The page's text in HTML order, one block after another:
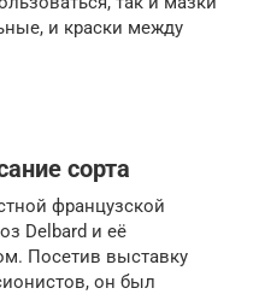
и краски между
сорта
французской
Delbard и её
Посетив выставку
он был